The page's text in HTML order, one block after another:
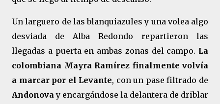
Un larguero de las blanquiazules y una volea algo
desviada de Alba Redondo repartieron las
llegadas a puerta en ambas zonas del campo. La
colombiana Mayra Ramírez finalmente volvía
a marcar por el Levante, con un pase filtrado de
Andonovay encargándose la delantera de driblar